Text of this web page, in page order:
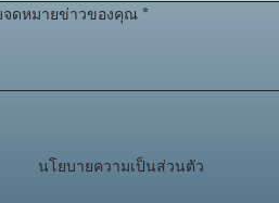
ดหมายข่าวของคุณ *
นโยบายความเป็นส่วนตัว